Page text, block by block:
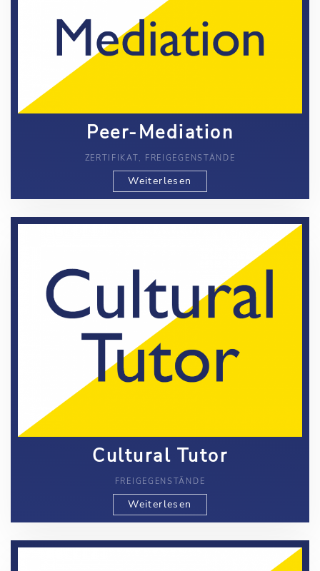
Peer-Mediation
ZERTIFIKAT, FREIGEGENSTÄNDE
Weiterlesen
Cultural Tutor
FREIGEGENSTÄNDE
Weiterlesen